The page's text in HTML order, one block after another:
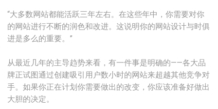
“大多数网站都能活跃三年左右。在这些年中，你需要对你
的网站进行不断的润色和改进。这说明你的网站设计与时俱
进是多么的重要。”
从最近几年的主导趋势来看，有一件事是明确的——各大品
牌正试图通过创建吸引用户数小时的网站来超越其他竞争对
手。如果你正在计划你需要做出的改变，你应该准备好做出
大胆的决定。